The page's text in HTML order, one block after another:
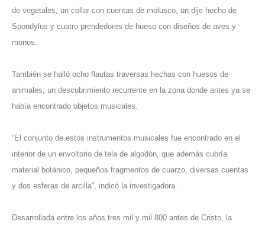
de vegetales, un collar con cuentas de molusco, un dije hecho de
Spondylus y cuatro prendedores de hueso con diseños de aves y
monos.
También se halló ocho flautas traversas hechas con huesos de
animales, un descubrimiento recurrente en la zona donde antes ya se
había encontrado objetos musicales.
“El conjunto de estos instrumentos musicales fue encontrado en el
interior de un envoltorio de tela de algodón, que además cubría
material botánico, pequeños fragmentos de cuarzo, diversas cuentas
y dos esferas de arcilla”, indicó la investigadora.
Desarrollada entre los años tres mil y mil 800 antes de Cristo, la